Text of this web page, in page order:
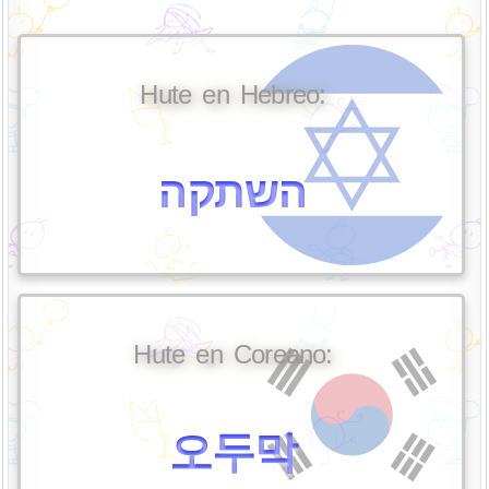
Hute en Hebreo:
השתקה
Hute en Coreano:
오두막